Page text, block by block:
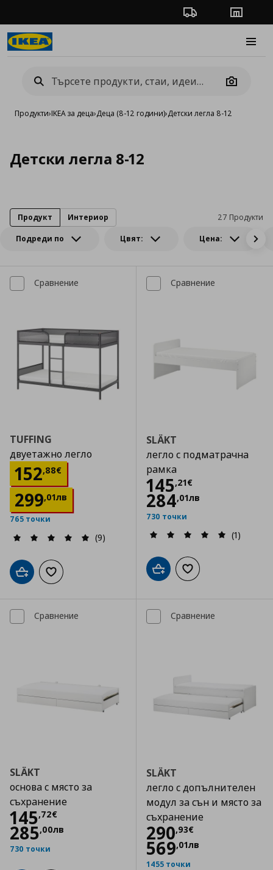
Проследяване на
Camera
Продукти›IKEA за деца›Деца (8-12 години)›Детски легла 8-12
Детски легла 8-12
Подреди по Цвят: Цена:
27 Продукти
Продукт Интериор
Сравнение
TUFFING
двуетажно легло
152,88€
Цена152,88 €
299,01лв
765 точки
(9)
Добави в кошницата
Добави към списъка с любими
Сравнение
SLÄKT
легло с подматрачна
рамка
145,21€
Цена
284,01лв
730 точки
(1)
Добави в кошницата
Добави към
Сравнение
SLÄKT
основа с място за
съхранение
145,72€
Цена
285,00лв
730 точки
Сравнение
SLÄKT
легло с допълнителен
модул за сън и място за
съхранение
290,93€
Цена
569,01лв
1455 точки